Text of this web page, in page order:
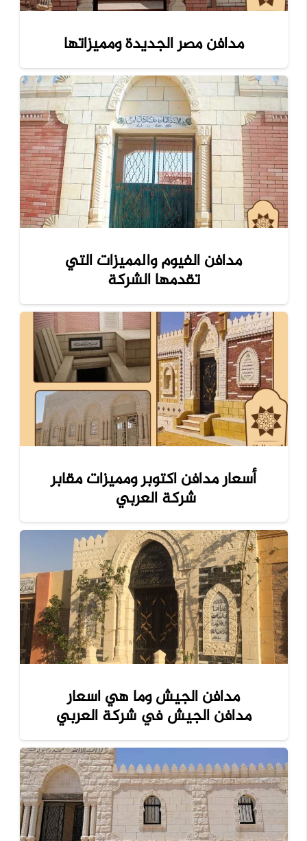
مدافن مصر الجديدة ومميزاتها
مدافن الفيوم والمميزات التي
تقدمها الشركة
أسعار مدافن اكتوبر ومميزات مقابر
شركة العربي
مدافن الجيش وما هي اسعار
مدافن الجيش في شركة العربي